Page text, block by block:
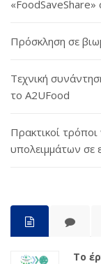
Πρόσκληση σε
Τεχνική
το A2UFood
Πρακτικοί
υπολειμμάτων σε
Το